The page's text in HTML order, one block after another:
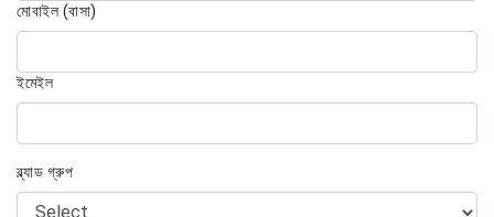
মোবাইল (বাসা)
ইমেইল
ব্ল্যাড গ্রুপ